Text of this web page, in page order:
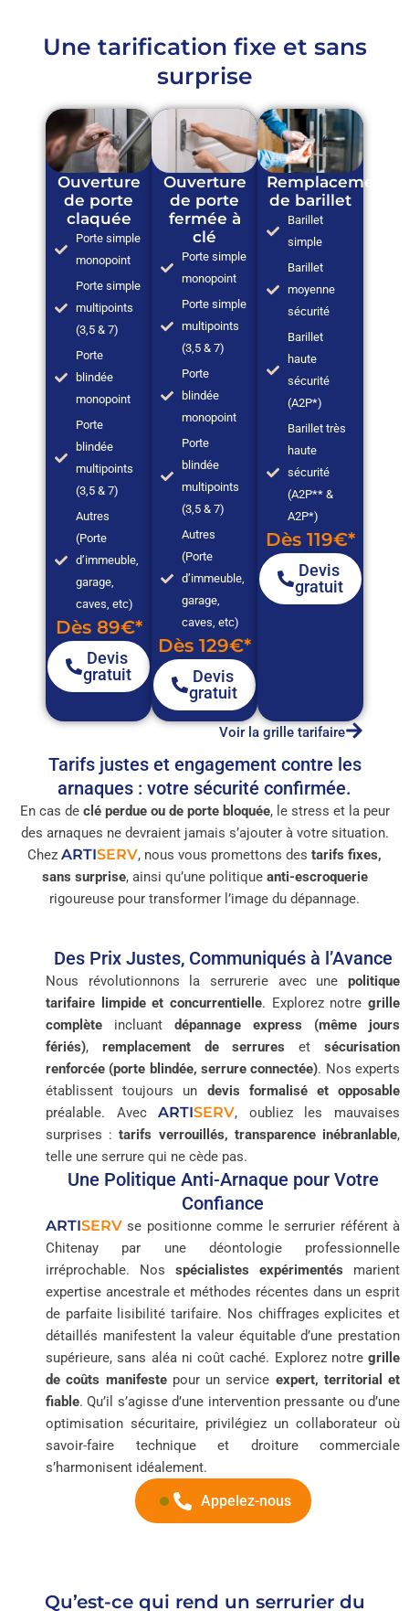
Une tarification fixe et sans
surprise
Ouverture
de porte
claquée
Porte simple
monopoint
Porte simple
multipoints
(3,5 & 7)
Porte
blindée
monopoint
Porte
blindée
multipoints
(3,5 & 7)
Autres
(Porte
d’immeuble,
garage,
caves, etc)
Dès 89€*
Devis
gratuit
Ouverture
de porte
fermée à
clé
Porte simple
monopoint
Porte simple
multipoints
(3,5 & 7)
Porte
blindée
monopoint
Porte
blindée
multipoints
(3,5 & 7)
Autres
(Porte
d’immeuble,
garage,
caves, etc)
Dès 129€*
Devis
gratuit
Remplacement
de barillet
Barillet
simple
Barillet
moyenne
sécurité
Barillet
haute
sécurité
(A2P*)
Barillet très
haute
sécurité
(A2P** &
A2P*)
Dès 119€*
Devis
gratuit
Voir la grille tarifaire
Tarifs justes et engagement contre les
arnaques : votre sécurité confirmée.
En cas de clé perdue ou de porte bloquée, le stress et la peur
des arnaques ne devraient jamais s’ajouter à votre situation.
Chez ARTISERV, nous vous promettons des tarifs fixes,
sans surprise, ainsi qu’une politique anti-escroquerie
rigoureuse pour transformer l’image du dépannage.
Des Prix Justes, Communiqués à l’Avance
Nous révolutionnons la serrurerie avec une politique
tarifaire limpide et concurrentielle. Explorez notre grille
complète incluant dépannage express (même jours
fériés), remplacement de serrures etsécurisation
renforcée (porte blindée, serrure connectée). Nos experts
établissent toujours un devis formalisé et opposable
préalable. AvecARTISERV, oubliez les mauvaises
surprises :tarifs verrouillés, transparence inébranlable,
telle une serrure qui ne cède pas.
Une Politique Anti-Arnaque pour Votre
Confiance
ARTISERV se positionne comme le serrurier référent à
Chitenay par une déontologie professionnelle
irréprochable. Nos spécialistes expérimentés marient
expertise ancestrale et méthodes récentes dans un esprit
de parfaite lisibilité tarifaire. Nos chiffrages explicites et
détaillés manifestent la valeur équitable d’une prestation
supérieure, sans aléa ni coût caché. Explorez notre grille
de coûts manifestepour un service expert, territorial et
fiable. Qu’il s’agisse d’une intervention pressante ou d’une
optimisation sécuritaire, privilégiez un collaborateur où
savoir-faire technique et droiture commerciale
s’harmonisent idéalement.
Appelez-nous
Qu’est-ce qui rend un serrurier du